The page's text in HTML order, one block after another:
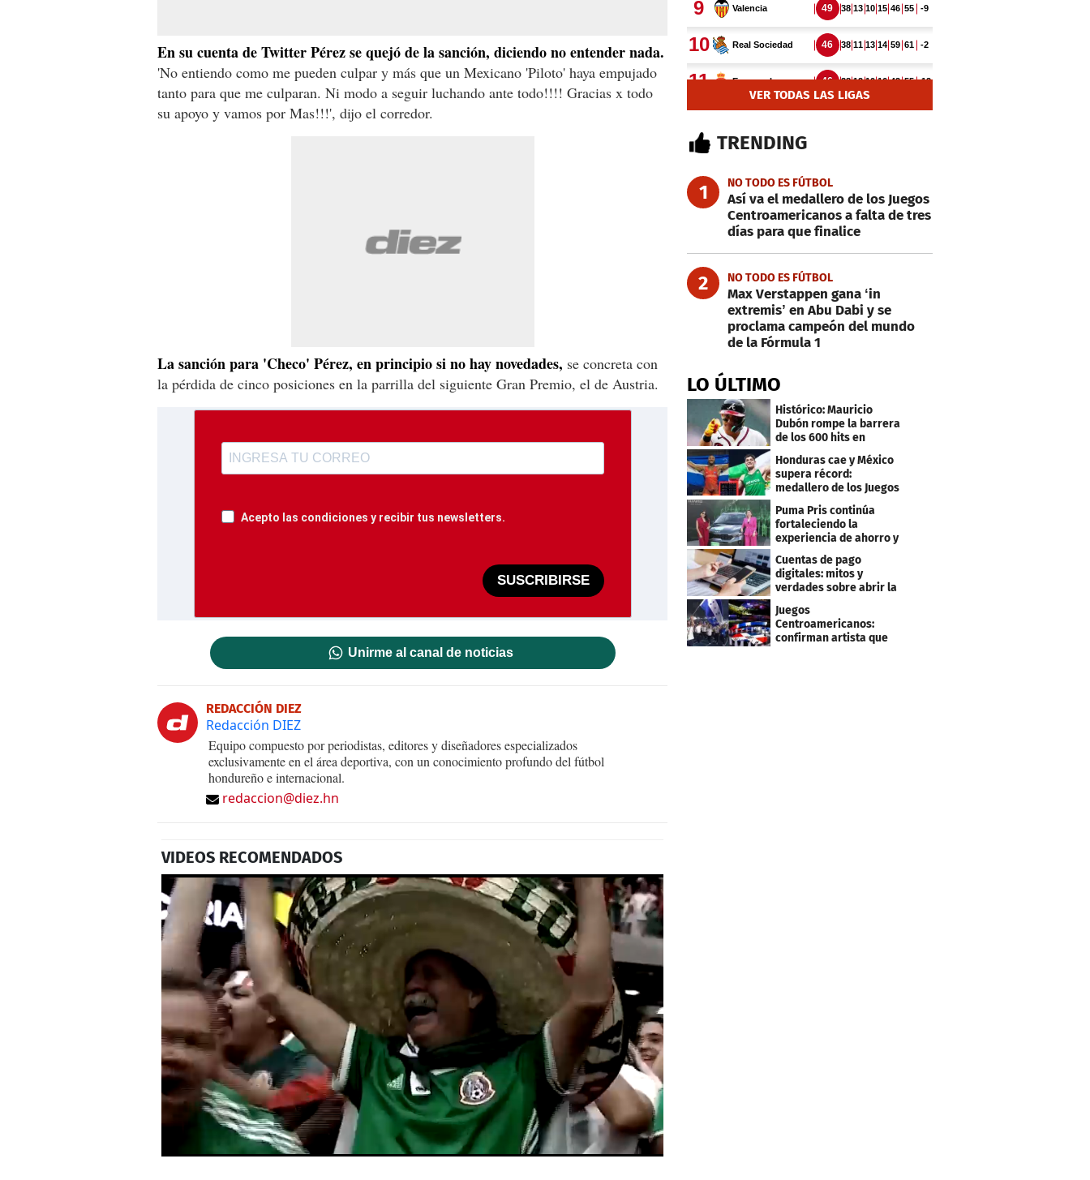
En su cuenta de Twitter Pérez se quejó de la sanción, diciendo no entender nada.
'No entiendo como me pueden culpar y más que un Mexicano 'Piloto' haya empujado
tanto para que me culparan. Ni modo a seguir luchando ante todo!!!! Gracias x todo
su apoyo y vamos por Mas!!!', dijo el corredor.
La sanción para 'Checo' Pérez, en principio si no hay novedades, se concreta con
la pérdida de cinco posiciones en la parrilla del siguiente Gran Premio, el de Austria.
Acepto las condiciones y recibir tus newsletters.
SUSCRIBIRSE
Unirme al canal de noticias
REDACCIÓN DIEZ
Redacción DIEZ
Equipo compuesto por periodistas, editores y diseñadores especializados
exclusivamente en el área deportiva, con un conocimiento profundo del fútbol
hondureño e internacional.
redaccion@diez.hn
VIDEOS RECOMENDADOS
VER TODAS LAS LIGAS
TRENDING
1 NO TODO ES FÚTBOL
Así va el medallero de los Juegos
Centroamericanos a falta de tres
días para que finalice
2 NO TODO ES FÚTBOL
Max Verstappen gana ‘in
extremis’ en Abu Dabi y se
proclama campeón del mundo
de la Fórmula 1
LO ÚLTIMO
Histórico: Mauricio
Dubón rompe la barrera
de los 600 hits en
Honduras cae y México
supera récord:
medallero de los Juegos
Centroamericanos
Puma Pris continúa
fortaleciendo la
experiencia de ahorro y
beneficios para sus
clientes
Cuentas de pago
digitales: mitos y
verdades sobre abrir la
Juegos
Centroamericanos:
confirman artista que